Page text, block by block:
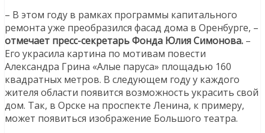
– В этом году в рамках программы капитального
ремонта уже преобразился фасад дома в Оренбурге, –
отмечает пресс-секретарь Фонда Юлия Симонова. –
Его украсила картина по мотивам повести
Александра Грина «Алые паруса» площадью 160
квадратных метров. В следующем году у каждого
жителя области появится возможность украсить свой
дом. Так, в Орске на проспекте Ленина, к примеру,
может появиться изображение Большого театра.